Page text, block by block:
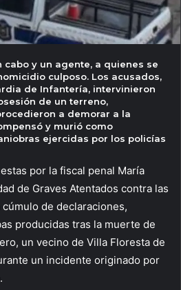
cabo y un agente, a quienes se
culposo. Los acusados,
de Infantería, intervinieron
de un terreno,
a demorar a la
y murió como
ejercidas por los policías
por la fiscal penal María
de Graves Atentados contra las
de declaraciones,
producidas tras la muerte de
un vecino de Villa Floresta de
un incidente originado por